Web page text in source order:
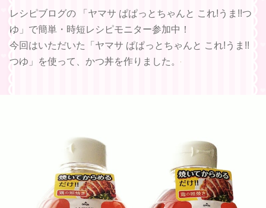
レシピブログの 「ヤマサ ぱぱっとちゃんと これ!うま!!つ
ゆ」で簡単・時短レシピモニター参加中！
今回はいただいた「ヤマサ ぱぱっとちゃんと これ!うま!!
つゆ」を使って、かつ丼を作りました。